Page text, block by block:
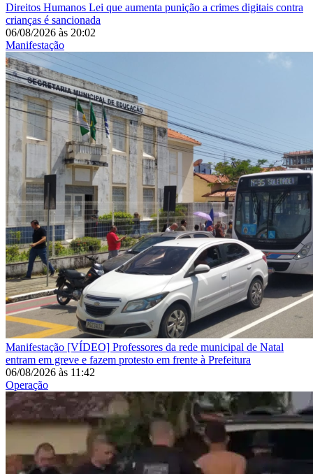
Direitos Humanos Lei que aumenta punição a crimes digitais contra
crianças é sancionada
06/08/2026 às 20:02
Manifestação
Manifestação [VÍDEO] Professores da rede municipal de Natal
entram em greve e fazem protesto em frente à Prefeitura
06/08/2026 às 11:42
Operação